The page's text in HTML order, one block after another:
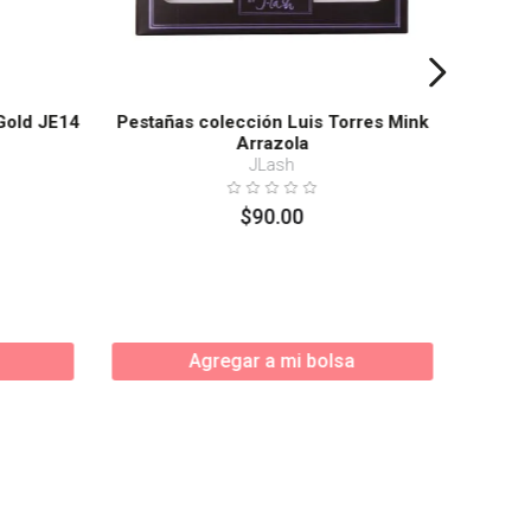
JE14
Pestañas colección Luis Torres Mink
Arrazola
JLash
$90.00
Agregar a mi bolsa